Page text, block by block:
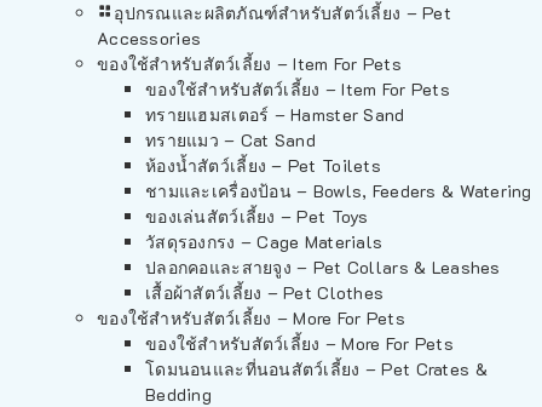
อุปกรณและผลิตภัณฑ์สำหรับสัตว์เลี้ยง – Pet
Accessories
ของใช้สำหรับสัตว์เลี้ยง – Item For Pets
ของใช้สำหรับสัตว์เลี้ยง – Item For Pets
ทรายแฮมสเตอร์ – Hamster Sand
ทรายแมว – Cat Sand
ห้องน้ำสัตว์เลี้ยง – Pet Toilets
ชามและเครื่องป้อน – Bowls, Feeders & Watering
ของเล่นสัตว์เลี้ยง – Pet Toys
วัสดุรองกรง – Cage Materials
ปลอกคอและสายจูง – Pet Collars & Leashes
เสื้อผ้าสัตว์เลี้ยง – Pet Clothes
ของใช้สำหรับสัตว์เลี้ยง – More For Pets
ของใช้สำหรับสัตว์เลี้ยง – More For Pets
โดมนอนและที่นอนสัตว์เลี้ยง – Pet Crates &
Bedding